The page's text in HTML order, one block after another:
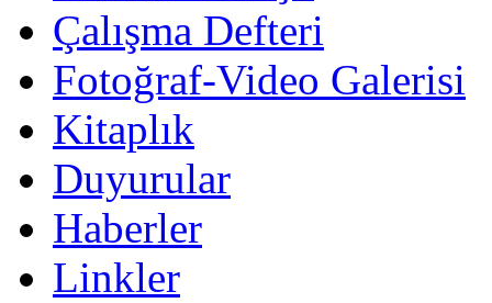
Çalışma Defteri
Fotoğraf-Video Galerisi
Kitaplık
Duyurular
Haberler
Linkler